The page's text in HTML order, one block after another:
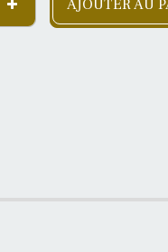
AJOUTER AU